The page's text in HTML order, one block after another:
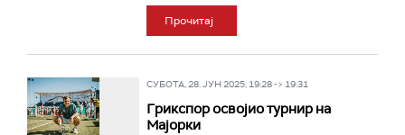
Прочитај
СУБОТА, 28. ЈУН 2025, 19:28 -> 19:31
Грикспор освојио турнир на
Мајорки